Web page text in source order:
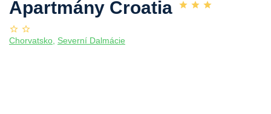
Apartmány Croatia
Chorvatsko, Severní Dalmácie